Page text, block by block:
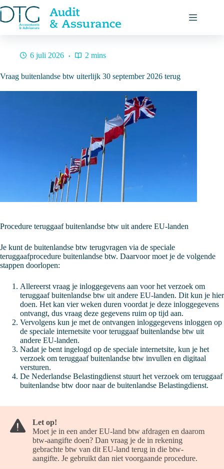
naar
de
inhoud
6 juli 2026 2 mins
Vraag buitenlandse btw uiterlijk 30 september 2026 terug
Procedure teruggaaf buitenlandse btw uit andere EU-landen
Je kunt de buitenlandse btw terugvragen via de speciale
teruggaafprocedure buitenlandse btw. Daarvoor moet je de volgende
stappen doorlopen:
Allereerst vraag je inloggegevens aan voor het verzoek om
teruggaaf buitenlandse btw uit andere EU-landen. Dit kun je hier
doen. Het kan vier weken duren voordat je deze inloggegevens
ontvangt, dus vraag deze gegevens ruim op tijd aan.
Vervolgens kun je met de ontvangen inloggegevens inloggen op
de speciale internetsite voor teruggaaf buitenlandse btw uit
andere EU-landen.
Nadat je bent ingelogd op de speciale internetsite, kun je het
verzoek om teruggaaf buitenlandse btw invullen en digitaal
versturen.
De Nederlandse Belastingdienst stuurt het verzoek om teruggaaf
buitenlandse btw door naar de buitenlandse Belastingdienst.
Let op!
Moet je in een ander EU-land btw afdragen en daarom
btw-aangifte doen? Dan vraag je de in rekening
gebrachte btw van dit EU-land terug in die btw-
aangifte. Je gebruikt dan niet voorgaande procedure.